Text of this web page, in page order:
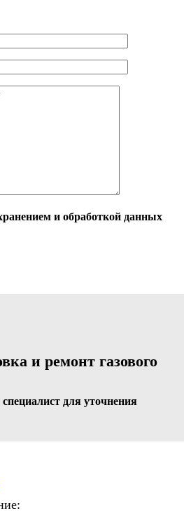
и обработкой данных
и ремонт газового
для уточнения